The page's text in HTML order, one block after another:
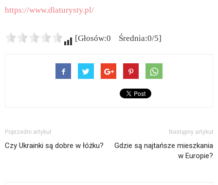
https://www.dlaturysty.pl/
[Głosów:0 Średnia:0/5]
Poprzedni artykuł
Czy Ukrainki są dobre w łóżku?
Następny artykuł
Gdzie są najtańsze mieszkania
w Europie?